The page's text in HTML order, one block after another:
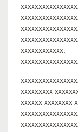
xxxxxxxxxxxx、
xxxxxxxxx
xxxxxx xxxxxxxx